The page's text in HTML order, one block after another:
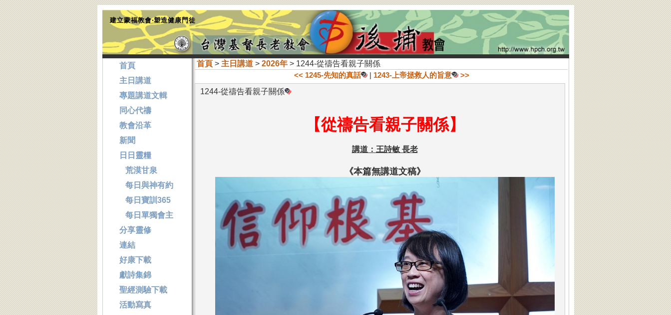
建立蒙福教會‧塑造健康門徒
首頁> 主日講道> 2026年> 1244-從禱告看親子關係
<< 1245-先知的真話
| 1243-上帝拯救人的旨意
>>
1244-從禱告看親子關係
【從禱告看親子關係】
講道： 王詩敏 長老
《本篇無講道文稿》
首頁
主日講道
專題講道文輯
同心代禱
教會沿革
新聞
日日靈糧
荒漠甘泉
每日與神有約
每日寶訓365
每日單獨會主
分享靈修
連結
好康下載
獻詩集錦
聖經測驗下載
活動寫真